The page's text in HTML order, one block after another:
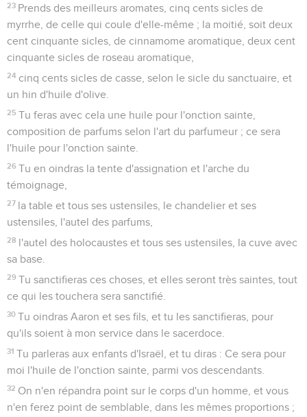
23 Prends des meilleurs aromates, cinq cents sicles de
myrrhe, de celle qui coule d'elle-même ; la moitié, soit deux
cent cinquante sicles, de cinnamome aromatique, deux cent
cinquante sicles de roseau aromatique,
24 cinq cents sicles de casse, selon le sicle du sanctuaire, et
un hin d'huile d'olive.
25 Tu feras avec cela une huile pour l'onction sainte,
composition de parfums selon l'art du parfumeur ; ce sera
l'huile pour l'onction sainte.
26 Tu en oindras la tente d'assignation et l'arche du
témoignage,
27 la table et tous ses ustensiles, le chandelier et ses
ustensiles, l'autel des parfums,
28 l'autel des holocaustes et tous ses ustensiles, la cuve avec
sa base.
29 Tu sanctifieras ces choses, et elles seront très saintes, tout
ce qui les touchera sera sanctifié.
30 Tu oindras Aaron et ses fils, et tu les sanctifieras, pour
qu'ils soient à mon service dans le sacerdoce.
31 Tu parleras aux enfants d'Israël, et tu diras : Ce sera pour
moi l'huile de l'onction sainte, parmi vos descendants.
32 On n'en répandra point sur le corps d'un homme, et vous
n'en ferez point de semblable, dans les mêmes proportions ;